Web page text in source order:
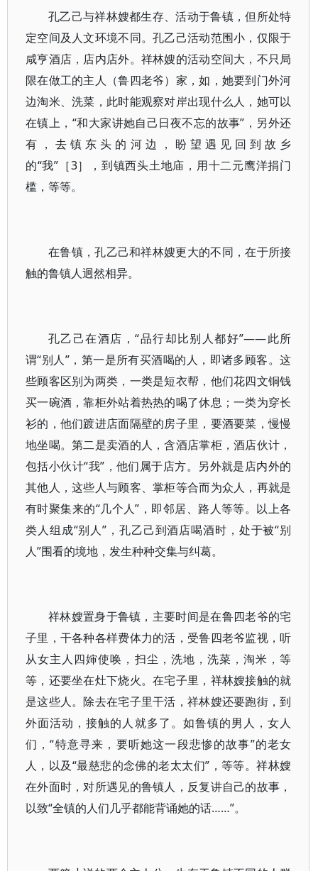
孔乙己与祥林嫂都生存、活动于鲁镇，但所处特
定空间及人文环境不同。孔乙己活动范围小，仅限于
咸亨酒店，店内店外。祥林嫂的活动空间大，不只局
限在做工的主人（鲁四老爷）家，如，她要到门外河
边淘米、洗菜，此时能观察对岸出现什么人，她可以
在镇上，“和大家讲她自己日夜不忘的故事”，另外还
有，去镇东头的河边，盼望遇见回到故乡
的“我”［3］，到镇西头土地庙，用十二元鹰洋捐门
槛，等等。
在鲁镇，孔乙己和祥林嫂更大的不同，在于所接
触的鲁镇人迥然相异。
孔乙己在酒店，“品行却比别人都好”——此所
谓“别人”，第一是所有买酒喝的人，即诸多顾客。这
些顾客区别为两类，一类是短衣帮，他们花四文铜钱
买一碗酒，靠柜外站着热热的喝了休息；一类为穿长
衫的，他们踱进店面隔壁的房子里，要酒要菜，慢慢
地坐喝。第二是卖酒的人，含酒店掌柜，酒店伙计，
包括小伙计“我”，他们属于店方。另外就是店内外的
其他人，这些人与顾客、掌柜等合而为众人，再就是
有时聚集来的“几个人”，即邻居、路人等等。以上各
类人组成“别人”，孔乙己到酒店喝酒时，处于被“别
人”围看的境地，发生种种交集与纠葛。
祥林嫂置身于鲁镇，主要时间是在鲁四老爷的宅
子里，干各种各样费体力的活，受鲁四老爷监视，听
从女主人四婶使唤，扫尘，洗地，洗菜，淘米，等
等，还要坐在灶下烧火。在宅子里，祥林嫂接触的就
是这些人。除去在宅子里干活，祥林嫂还要跑街，到
外面活动，接触的人就多了。如鲁镇的男人，女人
们，“特意寻来，要听她这一段悲惨的故事”的老女
人，以及“最慈悲的念佛的老太太们”，等等。祥林嫂
在外面时，对所遇见的鲁镇人，反复讲自己的故事，
以致“全镇的人们几乎都能背诵她的话……”。